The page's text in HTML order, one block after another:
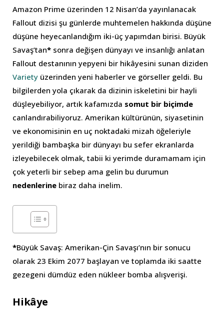
Amazon Prime üzerinden 12 Nisan’da yayınlanacak
Fallout dizisi şu günlerde muhtemelen hakkında düşüne
düşüne heyecanlandığım iki-üç yapımdan birisi. Büyük
Savaş’tan* sonra değişen dünyayı ve insanlığı anlatan
Fallout destanının yepyeni bir hikâyesini sunan diziden
Variety üzerinden yeni haberler ve görseller geldi. Bu
bilgilerden yola çıkarak da dizinin iskeletini bir hayli
düşleyebiliyor, artık kafamızda somut bir biçimde
canlandırabiliyoruz. Amerikan kültürünün, siyasetinin
ve ekonomisinin en uç noktadaki mizah öğeleriyle
yerildiği bambaşka bir dünyayı bu sefer ekranlarda
izleyebilecek olmak, tabii ki yerimde duramamam için
çok yeterli bir sebep ama gelin bu durumun
nedenlerine biraz daha inelim.
*Büyük Savaş: Amerikan-Çin Savaşı’nın bir sonucu
olarak 23 Ekim 2077 başlayan ve toplamda iki saatte
gezegeni dümdüz eden nükleer bomba alışverişi.
Hikâye